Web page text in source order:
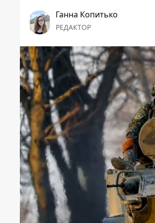
Ганна Копитько
РЕДАКТОР